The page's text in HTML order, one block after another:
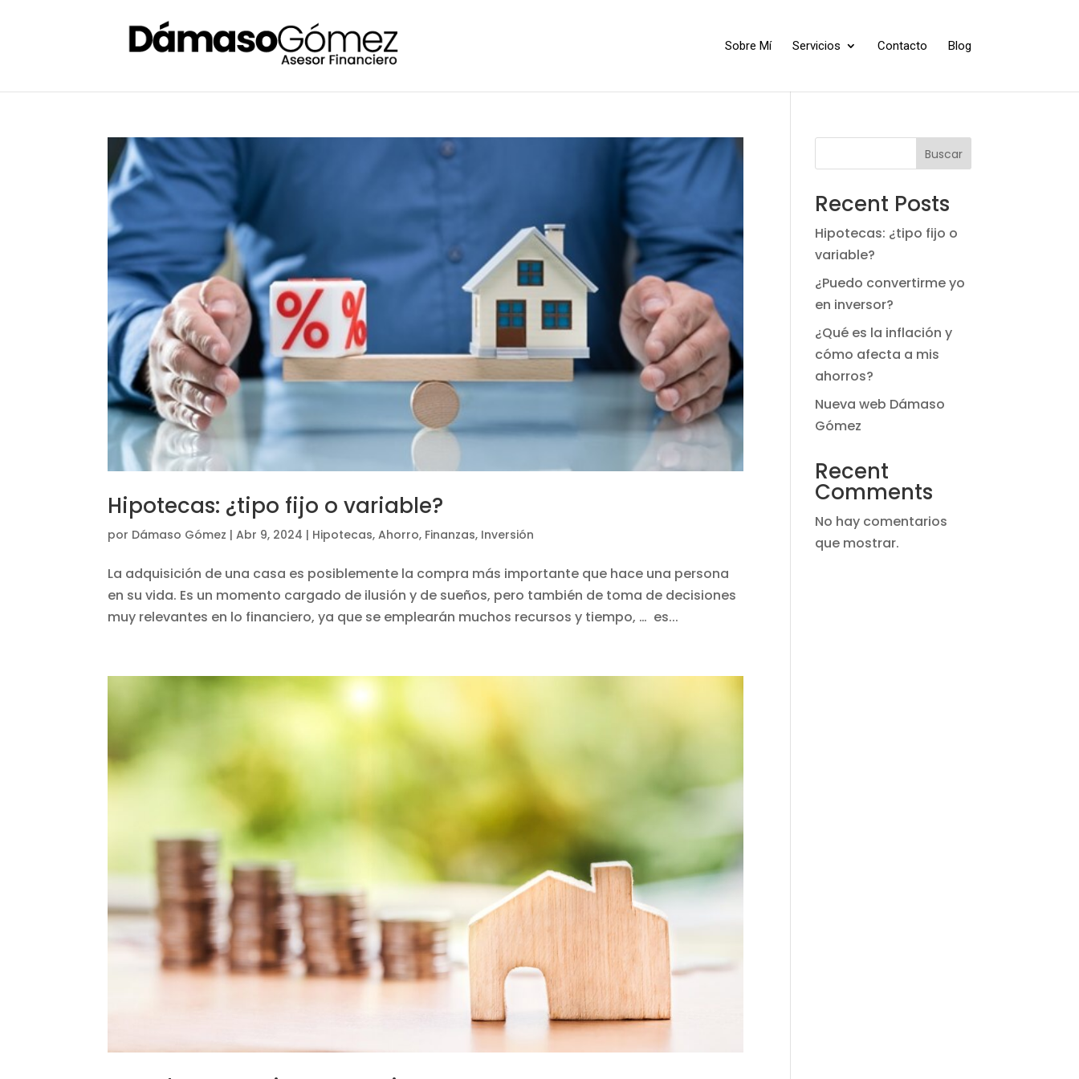
Sobre Mí Servicios Contacto Blog
Hipotecas: ¿tipo fijo o variable?
por Dámaso Gómez |Abr 9, 2024 | Hipotecas,Ahorro, Finanzas, Inversión
La adquisición de una casa es posiblemente la compra más importante que hace una persona
en su vida. Es un momento cargado de ilusión y de sueños, pero también de toma de decisiones
muy relevantes en lo financiero, ya que se emplearán muchos recursos y tiempo, … es...
Buscar
Recent Posts
Hipotecas: ¿tipo fijo o
variable?
¿Puedo convertirme yo
en inversor?
¿Qué es la inflación y
cómo afecta a mis
ahorros?
Nueva web Dámaso
Gómez
Recent
Comments
No hay comentarios
que mostrar.